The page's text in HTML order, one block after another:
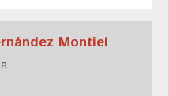
Montiel